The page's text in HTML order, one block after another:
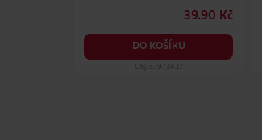
39.90 Kč
DO KOŠÍKU
Obj. č.: 973427